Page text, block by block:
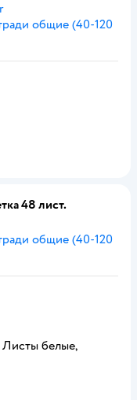
общие (40-120
48 лист.
общие (40-120
Листы белые,